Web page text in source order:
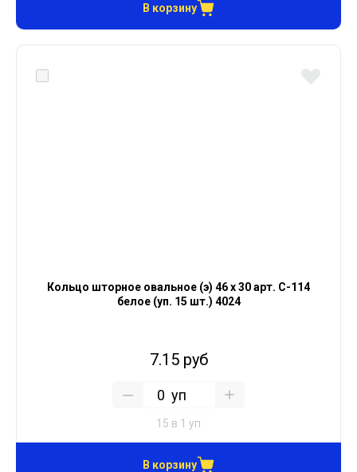
В корзину
Кольцо шторное овальное (э) 46 х 30 арт. С-114
белое (уп. 15 шт.) 4024
7.15 руб
уп
15 в 1 уп
В корзину